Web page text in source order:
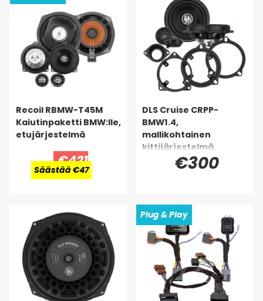
Recoil RBMW-T45M
Kaiutinpaketti BMW:lle,
etujärjestelmä
€421
Säästää €47
DLS Cruise CRPP-
BMW1.4,
mallikohtainen
kittijärjestelmä
BMW:lle€300
Plug & Play